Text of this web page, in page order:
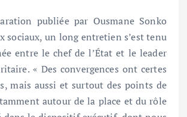
publiée par Ousmane Sonko
sociaux, un long entretien s’est tenu
entre le chef de l’État et le leader
« Des convergences ont certes
mais aussi et surtout des points de
autour de la place et du rôle